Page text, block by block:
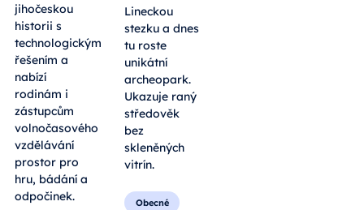
jihočeskou
historii s
technologickým
řešením a
nabízí
rodinám i
zástupcům
volnočasového
vzdělávání
prostor pro
hru, bádání a
odpočinek.
Lineckou
stezku a dnes
tu roste
unikátní
archeopark.
Ukazuje raný
středověk
bez
skleněných
vitrín.
Obecné